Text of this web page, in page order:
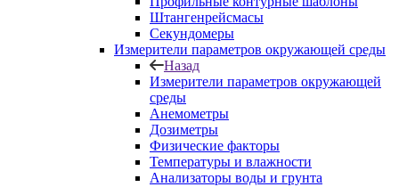
Штангенрейсмасы
Секундомеры
Измерители параметров окружающей среды
Назад
Измерители параметров окружающей
среды
Анемометры
Дозиметры
Физические факторы
Температуры и влажности
Анализаторы воды и грунта